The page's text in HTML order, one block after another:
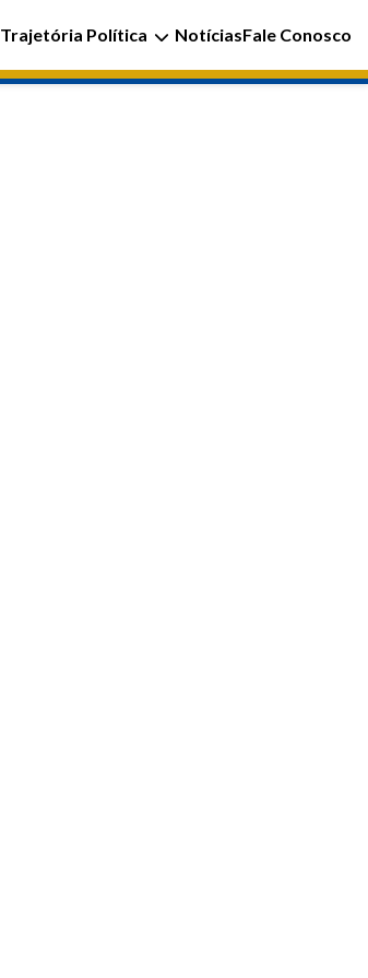
Trajetória Política NotíciasFale Conosco